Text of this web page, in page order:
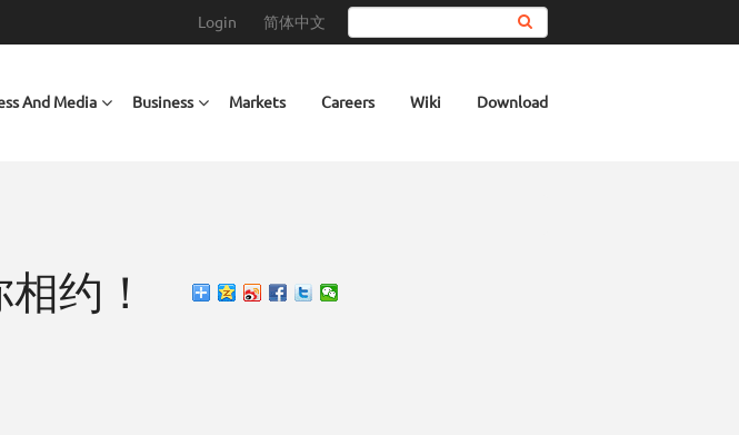
Login 简体中文
And Media Business Markets Careers Wiki Download
约！